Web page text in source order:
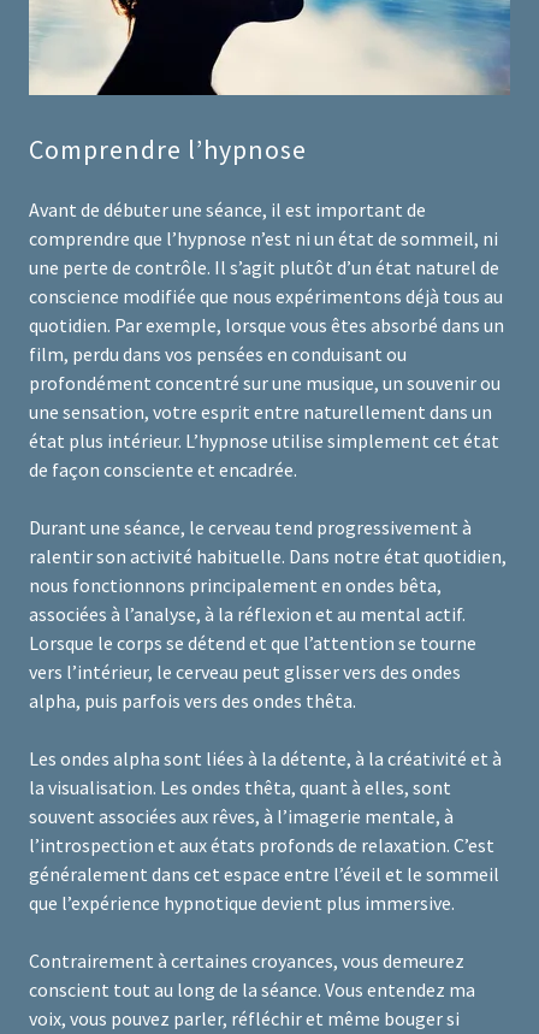
Comprendre l’hypnose
Avant de débuter une séance, il est important de
comprendre que l’hypnose n’est ni un état de sommeil, ni
une perte de contrôle. Il s’agit plutôt d’un état naturel de
conscience modifiée que nous expérimentons déjà tous au
quotidien. Par exemple, lorsque vous êtes absorbé dans un
film, perdu dans vos pensées en conduisant ou
profondément concentré sur une musique, un souvenir ou
une sensation, votre esprit entre naturellement dans un
état plus intérieur. L’hypnose utilise simplement cet état
de façon consciente et encadrée.
Durant une séance, le cerveau tend progressivement à
ralentir son activité habituelle. Dans notre état quotidien,
nous fonctionnons principalement en ondes bêta,
associées à l’analyse, à la réflexion et au mental actif.
Lorsque le corps se détend et que l’attention se tourne
vers l’intérieur, le cerveau peut glisser vers des ondes
alpha, puis parfois vers des ondes thêta.
Les ondes alpha sont liées à la détente, à la créativité et à
la visualisation. Les ondes thêta, quant à elles, sont
souvent associées aux rêves, à l’imagerie mentale, à
l’introspection et aux états profonds de relaxation. C’est
généralement dans cet espace entre l’éveil et le sommeil
que l’expérience hypnotique devient plus immersive.
Contrairement à certaines croyances, vous demeurez
conscient tout au long de la séance. Vous entendez ma
voix, vous pouvez parler, réfléchir et même bouger si